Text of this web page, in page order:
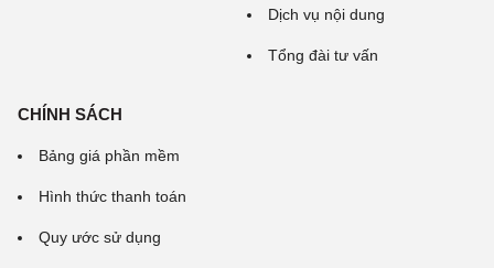
Dịch vụ nội dung
Tổng đài tư vấn
CHÍNH SÁCH
Bảng giá phần mềm
Hình thức thanh toán
Quy ước sử dụng